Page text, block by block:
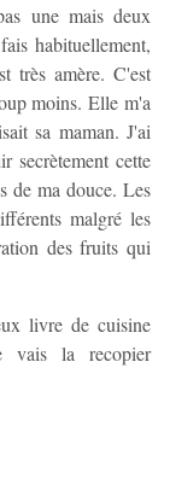
une mais deux
habituellement,
très amère. C'est
moins. Elle m'a
sa maman. J'ai
secrètement cette
de ma douce. Les
malgré les
des fruits qui
livre de cuisine
vais la recopier